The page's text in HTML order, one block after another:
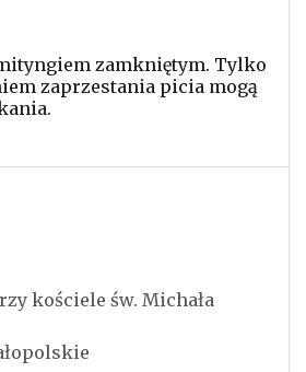
zamkniętym. Tylko
zaprzestania picia mogą
kościele św. Michała